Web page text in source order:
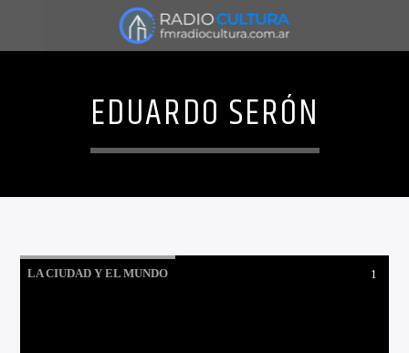
EDUARDO SERÓN
LA CIUDAD Y EL MUNDO 1